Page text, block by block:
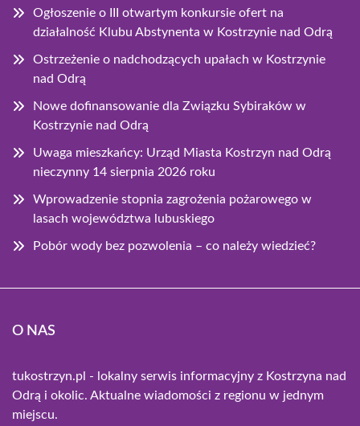
Ogłoszenie o III otwartym konkursie ofert na
działalność Klubu Abstynenta w Kostrzynie nad Odrą
Ostrzeżenie o nadchodzących upałach w Kostrzynie
nad Odrą
Nowe dofinansowanie dla Związku Sybiraków w
Kostrzynie nad Odrą
Uwaga mieszkańcy: Urząd Miasta Kostrzyn nad Odrą
nieczynny 14 sierpnia 2026 roku
Wprowadzenie stopnia zagrożenia pożarowego w
lasach województwa lubuskiego
Pobór wody bez pozwolenia – co należy wiedzieć?
O NAS
tukostrzyn.pl - lokalny serwis informacyjny z Kostrzyna nad
Odrą i okolic. Aktualne wiadomości z regionu w jednym
miejscu.